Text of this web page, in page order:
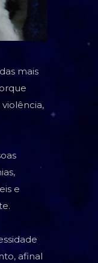
mais
e
afinal